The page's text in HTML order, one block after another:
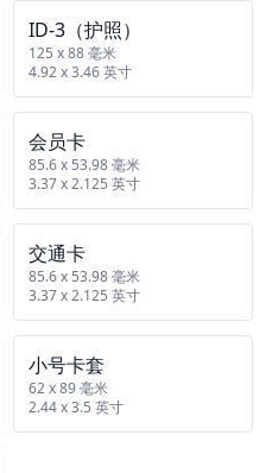
ID‑3（护照）
125 x 88 毫米
4.92 x 3.46 英寸
会员卡
85.6 x 53.98 毫米
3.37 x 2.125 英寸
交通卡
85.6 x 53.98 毫米
3.37 x 2.125 英寸
小号卡套
62 x 89 毫米
2.44 x 3.5 英寸